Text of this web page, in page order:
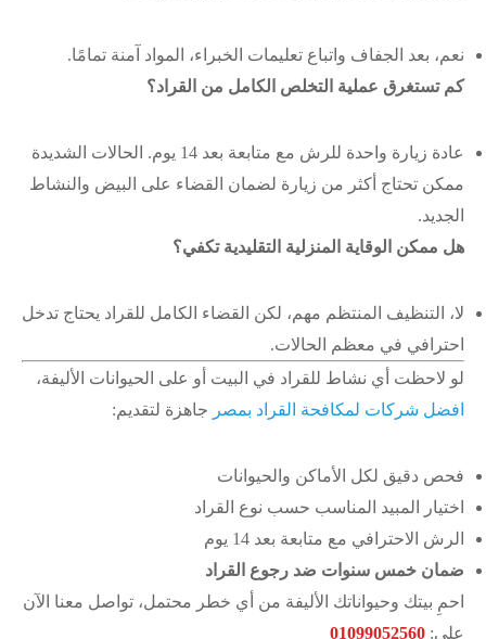
نعم، بعد الجفاف واتباع تعليمات الخبراء، المواد آمنة تمامًا.
كم تستغرق عملية التخلص الكامل من القراد؟
عادة زيارة واحدة للرش مع متابعة بعد 14 يوم. الحالات الشديدة
ممكن تحتاج أكثر من زيارة لضمان القضاء على البيض والنشاط
الجديد.
هل ممكن الوقاية المنزلية التقليدية تكفي؟
لا، التنظيف المنتظم مهم، لكن القضاء الكامل للقراد يحتاج تدخل
احترافي في معظم الحالات.
لو لاحظت أي نشاط للقراد في البيت أو على الحيوانات الأليفة،
افضل شركات لمكافحة القراد بمصر جاهزة لتقديم:
فحص دقيق لكل الأماكن والحيوانات
اختيار المبيد المناسب حسب نوع القراد
الرش الاحترافي مع متابعة بعد 14 يوم
ضمان خمس سنوات ضد رجوع القراد
احمِ بيتك وحيواناتك الأليفة من أي خطر محتمل، تواصل معنا الآن
على: 01099052560